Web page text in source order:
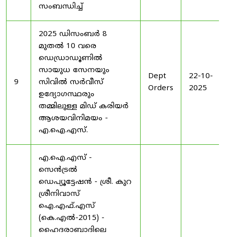
സംബന്ധിച്ച്
9
2025 ഡിസംബർ 8
മുതൽ 10 വരെ
ഡെഡ്രാഡൂണിൽ
സായുധ സേനയും
സിവിൽ സർവീസ്
ഉദ്യോഗസ്ഥരും
തമ്മിലുള്ള മിഡ് കരിയർ
ആശയവിനിമയം -
എ.ഐ.എസ്.
Dept
Orders
22-10-
2025
എ.ഐ.എസ് -
സെൻട്രൽ
ഡെപ്യൂട്ടേഷൻ - ശ്രീ. കുറ
ശ്രീനിവാസ്
ഐ.എഫ്.എസ്
(കെ.എൽ-2015) -
ഹൈദരാബാദിലെ